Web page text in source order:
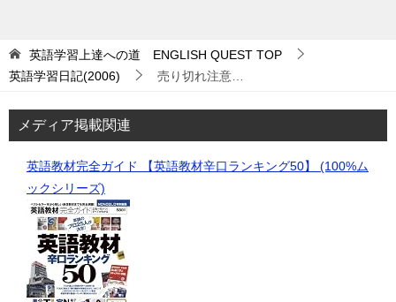
英語学習上達への道 ENGLISH QUEST TOP
英語学習日記(2006)
売り切れ注意…
メディア掲載関連
英語教材完全ガイド 【英語教材辛口ランキング50】 (100%ム
ックシリーズ)